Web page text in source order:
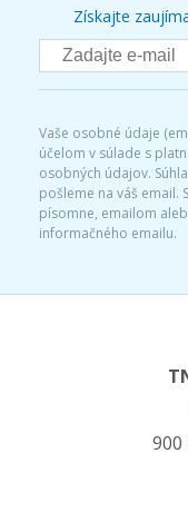
Získajte
Vaše osobné údaje
účelom v súlade s
osobných údajov.
pošleme na váš email.
písomne, emailom
informačného emailu.
900